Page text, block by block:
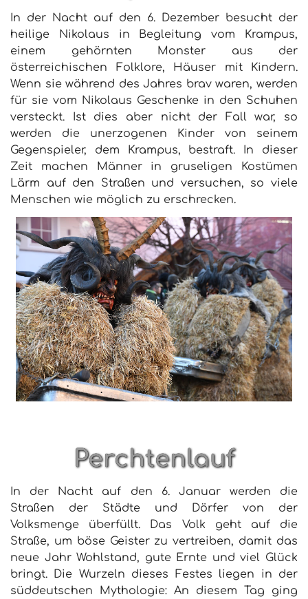
In der Nacht auf den 6. Dezember besucht der
heilige Nikolaus in Begleitung vom Krampus,
einem gehörnten Monster aus der
österreichischen Folklore, Häuser mit Kindern.
Wenn sie während des Jahres brav waren, werden
für sie vom Nikolaus Geschenke in den Schuhen
versteckt. Ist dies aber nicht der Fall war, so
werden die unerzogenen Kinder von seinem
Gegenspieler, dem Krampus, bestraft. In dieser
Zeit machen Männer in gruseligen Kostümen
Lärm auf den Straßen und versuchen, so viele
Menschen wie möglich zu erschrecken.
Perchtenlauf
In der Nacht auf den 6. Januar werden die
Straßen der Städte und Dörfer von der
Volksmenge überfüllt. Das Volk geht auf die
Straße, um böse Geister zu vertreiben, damit das
neue Jahr Wohlstand, gute Ernte und viel Glück
bringt. Die Wurzeln dieses Festes liegen in der
süddeutschen Mythologie: An diesem Tag ging